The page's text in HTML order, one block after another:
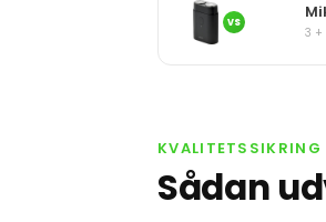
VS
3
KVALITETSSIKRING
Sådan